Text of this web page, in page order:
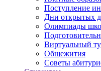
Поступление
Дни открытых
Олимпиады
Виртуальный
Общежития
Советы